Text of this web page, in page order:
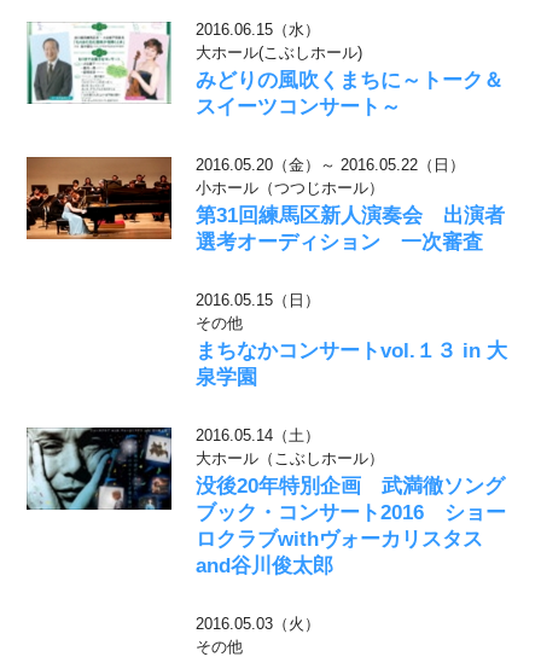
2016.06.15（水）
大ホール(こぶしホール)
みどりの風吹くまちに～トーク＆
スイーツコンサート～
2016.05.20（金）～ 2016.05.22（日）
小ホール（つつじホール）
第31回練馬区新人演奏会 出演者
選考オーディション 一次審査
2016.05.15（日）
その他
まちなかコンサートvol.１３ in 大
泉学園
2016.05.14（土）
大ホール（こぶしホール）
没後20年特別企画 武満徹ソング
ブック・コンサート2016 ショー
ロクラブwithヴォーカリスタス
and谷川俊太郎
2016.05.03（火）
その他